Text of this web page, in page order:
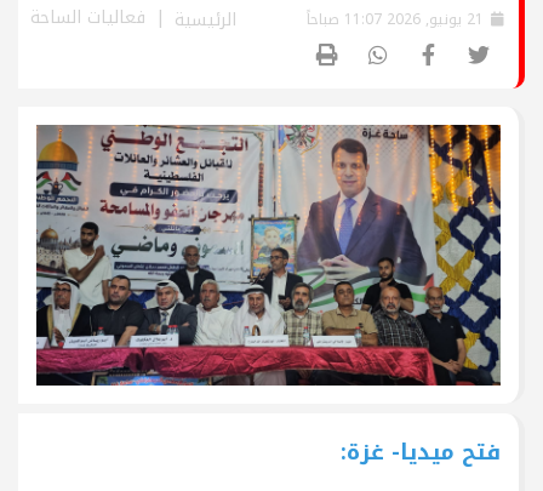
الرئيسية فعاليات الساحة
فتح ميديا- غزة: